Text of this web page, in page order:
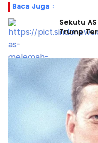
Baca Juga :
Sekutu
Trump